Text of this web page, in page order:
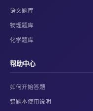
语文题库
物理题库
化学题库
帮助中心
如何开始答题
错题本使用说明